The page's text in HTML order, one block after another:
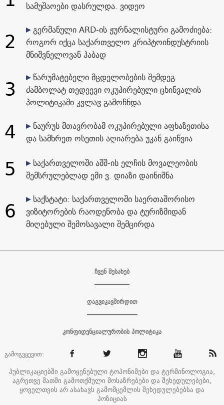
სამუშაოები დასრულდა. ვიდეო
2
გერმანული ARD-ის ჟურნალისტური გამოძიება:
როგორ იქცა საქართველო კრიპტოინდუსტრიის
მნიშვნელოვან ჰაბად
3
წარუმატებელი მცდელობების შემდეგ
ძამბოლატ თედეევი ოკუპირებული ცხინვალის
პოლიტიკაში კვლავ გამოჩნდა
4
ნაურუს მთავრობამ ოკუპირებული აფხაზეთისა
და სამხრეთ ოსეთის აღიარება უკან გაიწვია
5
საქართველოში აშშ-ის ელჩის მოვალეობის
შემსრულებლად ემი ვ. დიაზი დაინიშნა
6
საქსტატი: საქართველოში საერთაშორისო
ვიზიტორების რაოდენობა და ტურიზმიდან
მიღებული შემოსავალი შემცირდა
ჩვენ შესახებ
დაგვიკავშირდით
კონფიდენციალურობის პოლიტიკა
გამოგვყევით:
პუბლიკაციებში გამოყენებული ტოპონიმები და ტერმინოლოგია,
აგრეთვე მათში გამოთქმული მოსაზრებები და შეხედულებები,
ყოველთვის არ ასახავს გამომცემლის შეხედულებებსა და
პოზიციას